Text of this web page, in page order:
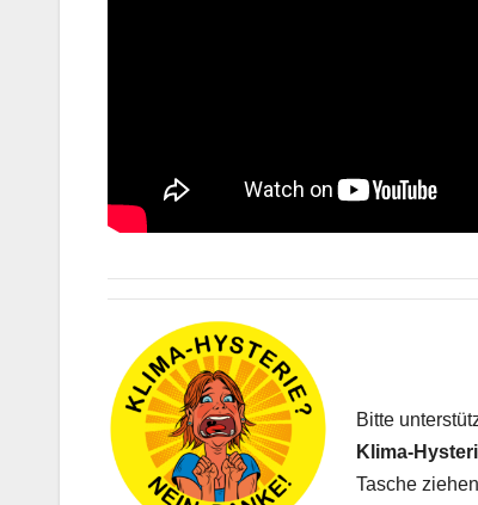
Bitte
Klima-
Tasche